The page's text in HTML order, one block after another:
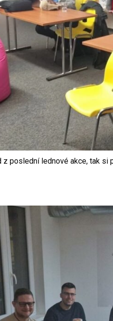
poslední lednové akce, tak si